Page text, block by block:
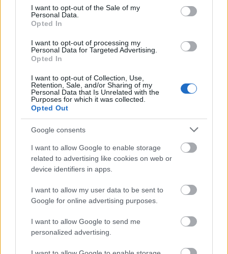
consent section.
I want to opt-out of the Sale of my
Personal Data.
Opted In
I want to opt-out of processing my
Personal Data for Targeted Advertising.
Opted In
I want to opt-out of Collection, Use,
Retention, Sale, and/or Sharing of my
Personal Data that Is Unrelated with the
Purposes for which it was collected.
Opted Out
Google consents
I want to allow Google to enable storage
related to advertising like cookies on web or
device identifiers in apps.
I want to allow my user data to be sent to
Google for online advertising purposes.
I want to allow Google to send me
personalized advertising.
módszereknek a segítségével tettem, talán azért
történtek, hogy feltárulhasson majd újra a hang
által reprezentálódó világ megalapozottnak tűnő
létezése, a hang közepe: a csend és ugyanúgy az
ennek elérését kívánó minden mozdulat és tánc, a
res musica és a res corporalis törékeny, szinte csak
pillanatnyi és leheletnyi együvé tartozása.
SŐRÉS ZSOLT
Új darabom forrása a testből előtörő mozdulat volt,
amelyet igyekeztem a végsőkig letisztítani, és
minden feleslegtől megszabadítani. Tánc és zene
egyszerű, mégis radikális megközelítését láthatják,
hallhatják a nézők (Sőrés Zsoltemberi hangokból,
számítógépes vírusok hangjaiból, civilizációs
zajokból és ’zenei’ zörejekből komponált, már az
abszurditás határát is túllépő zenéje transzcendens
dimenziókat nyit meg).